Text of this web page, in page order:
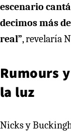
escenario
decimos más
real”, revelaría
Rumours
la luz
Nicks y